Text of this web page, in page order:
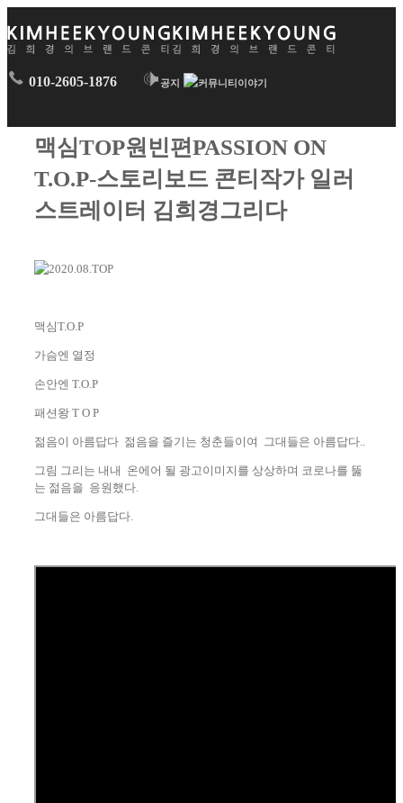
010-2605-1876 공지 이야기
맥심TOP원빈편PASSION ON
T.O.P-스토리보드 콘티작가 일러
스트레이터 김희경그리다
맥심T.O.P
가슴엔 열정
손안엔 T.O.P
패션왕 T O P
젊음이 아름답다 젊음을 즐기는 청춘들이여 그대들은 아름답다..
그림 그리는 내내 온에어 될 광고이미지를 상상하며 코로나를 뚫
는 젊음을 응원했다.
그대들은 아름답다.